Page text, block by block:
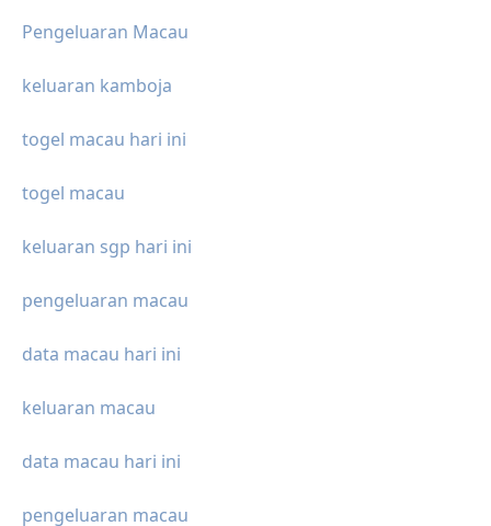
Pengeluaran Macau
keluaran kamboja
togel macau hari ini
togel macau
keluaran sgp hari ini
pengeluaran macau
data macau hari ini
keluaran macau
data macau hari ini
pengeluaran macau